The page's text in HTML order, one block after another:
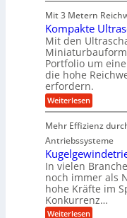
i
g
&
B
a
u
e
r
i
t
e
r
e
n
t
w
i
c
k
e
l
d
-
u
g
e
l
a
g
e
r
i
e
t
U
m
s
a
t
z
k
n
a
p
p
ü
b
e
r
V
o
r
s
c
h
i
n
e
n
b
a
u
F
o
r
s
c
h
u
n
g
Mit 3 Metern
Kompakte
Mit den
Portfolio um
die hohe
erfordern.
Weiterlesen:
K
m
p
a
k
t
e
U
l
t
Mehr Effizienz
Antriebssysteme
In vielen
noch immer als
hohe Kräfte im
Konkurrenz…
Weiterlesen: